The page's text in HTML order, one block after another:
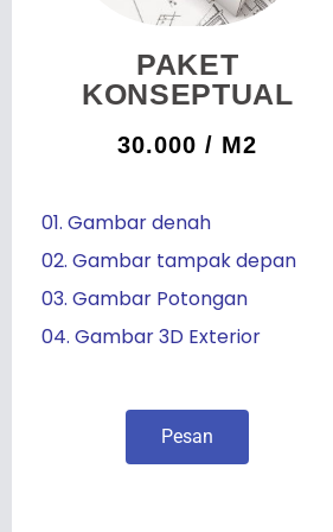
PAKET
KONSEPTUAL
30.000 / M2
01. Gambar denah
02. Gambar tampak depan
03. Gambar Potongan
04. Gambar 3D Exterior
Pesan